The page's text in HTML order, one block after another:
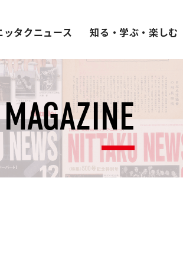
ッタクニュース 知る・学ぶ・楽しむ
MAGAZINE